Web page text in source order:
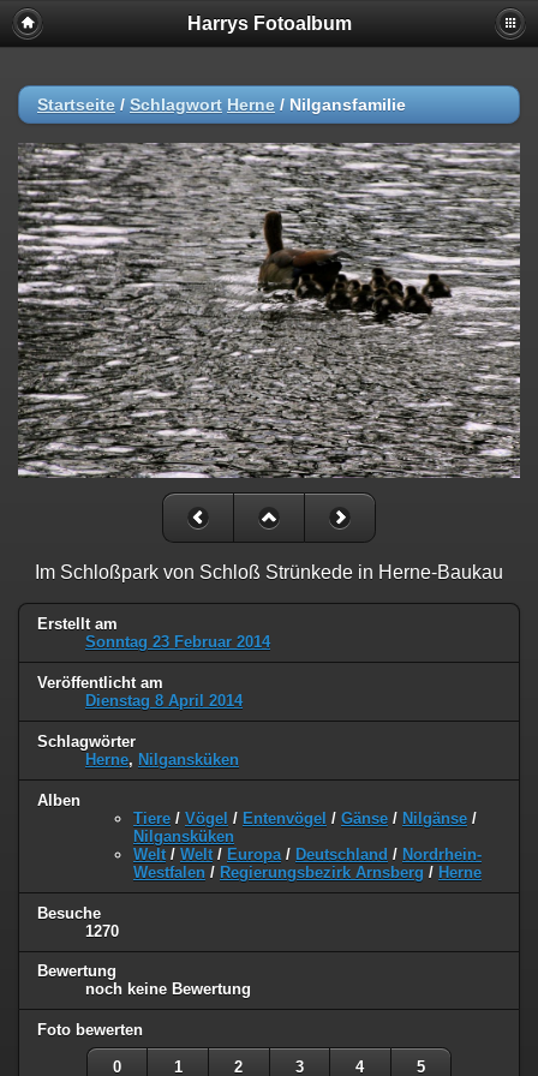
Harrys Fotoalbum
Startseite / Schlagwort Herne / Nilgansfamilie
Im Schloßpark von Schloß Strünkede in Herne-Baukau
Erstellt am
Sonntag 23 Februar 2014
Veröffentlicht am
Dienstag 8 April 2014
Schlagwörter
Herne, Nilgansküken
Alben
Tiere / Vögel / Entenvögel / Gänse / Nilgänse /
Nilgansküken
Welt / Welt / Europa / Deutschland / Nordrhein-
Westfalen / Regierungsbezirk Arnsberg / Herne
Besuche
1270
Bewertung
noch keine Bewertung
Foto bewerten
0 1 2 3 4 5